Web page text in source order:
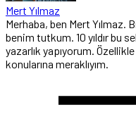
Mert Yılmaz
Merhaba, ben Mert
benim tutkum. 10 yıldır bu
yazarlık yapıyorum.
konularına meraklıyım.